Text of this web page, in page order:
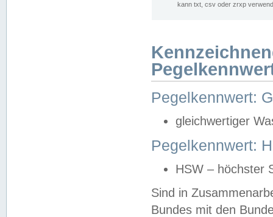
kann txt, csv oder zrxp
Pegelkennwert:
gleichwertiger
Pegelkennwert:
HSW – höchster
Sind in
Bundes mit den